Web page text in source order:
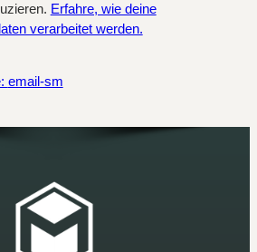
Erfahre, wie deine
verarbeitet werden.
email-sm